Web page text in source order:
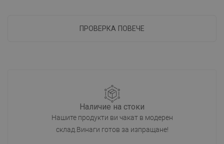
ПРОВЕРКА ПОВЕЧЕ
Наличие на стоки
Нашите продукти ви чакат в модерен
склад.Винаги готов за изпращане!